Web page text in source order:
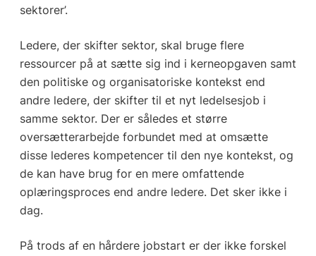
sektorer’.
Ledere, der skifter sektor, skal bruge flere
ressourcer på at sætte sig ind i kerneopgaven samt
den politiske og organisatoriske kontekst end
andre ledere, der skifter til et nyt ledelsesjob i
samme sektor. Der er således et større
oversætterarbejde forbundet med at omsætte
disse lederes kompetencer til den nye kontekst, og
de kan have brug for en mere omfattende
oplæringsproces end andre ledere. Det sker ikke i
dag.
På trods af en hårdere jobstart er der ikke forskel